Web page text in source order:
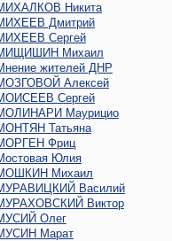
Никита
Дмитрий
Сергей
Михаил
жителей ДНР
Алексей
Сергей
Маурицио
Татьяна
Фриц
Юлия
Михаил
Василий
Виктор
Олег
Марат